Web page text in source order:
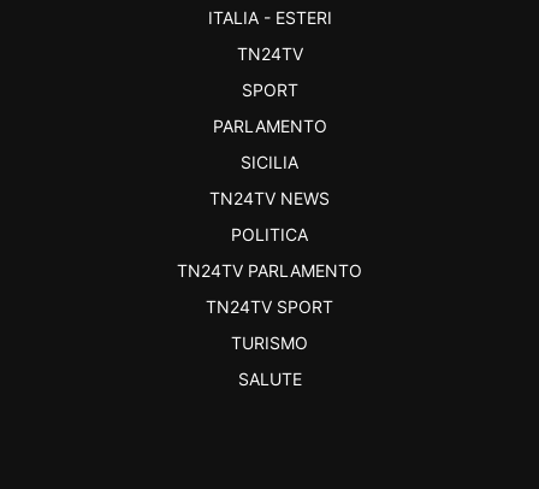
ITALIA - ESTERI
TN24TV
SPORT
PARLAMENTO
SICILIA
TN24TV NEWS
POLITICA
TN24TV PARLAMENTO
TN24TV SPORT
TURISMO
SALUTE